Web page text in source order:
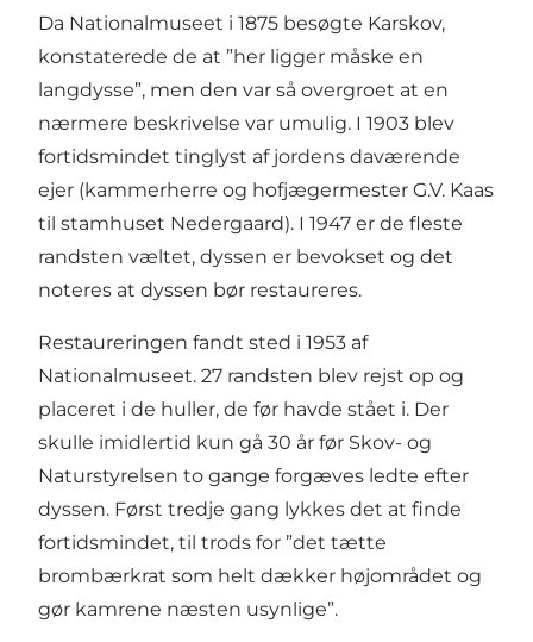
Da Nationalmuseet i 1875 besøgte Karskov,
konstaterede de at ”her ligger måske en
langdysse”, men den var så overgroet at en
nærmere beskrivelse var umulig. I 1903 blev
fortidsmindet tinglyst af jordens daværende
ejer (kammerherre og hofjægermester G.V. Kaas
til stamhuset Nedergaard). I 1947 er de fleste
randsten væltet, dyssen er bevokset og det
noteres at dyssen bør restaureres.
Restaureringen fandt sted i 1953 af
Nationalmuseet. 27 randsten blev rejst op og
placeret i de huller, de før havde stået i. Der
skulle imidlertid kun gå 30 år før Skov- og
Naturstyrelsen to gange forgæves ledte efter
dyssen. Først tredje gang lykkes det at finde
fortidsmindet, til trods for ”det tætte
brombærkrat som helt dækker højområdet og
gør kamrene næsten usynlige”.